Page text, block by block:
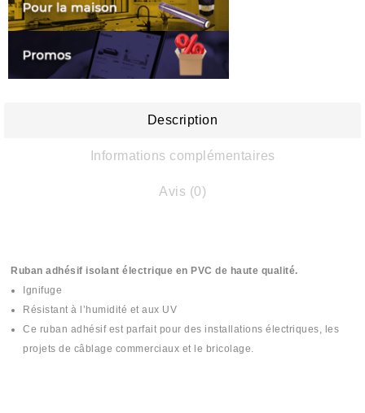
Description
Informations complémentaires
Avis (0)
Ruban adhésif isolant électrique en PVC de haute qualité.
Ignifuge
Résistant à l’humidité et aux UV
Ce ruban adhésif est parfait pour des installations électriques, les
projets de câblage commerciaux et le bricolage.